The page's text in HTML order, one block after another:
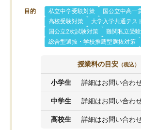
目的 私立中学受験対策
国公立中高一
高校受験対策
大学入学共通テス
国公立2次試験対策
難関私立受
総合型選抜・学校推薦型選抜対策
授業料の目安 （税込）
小学生 詳細はお問い合わ
中学生 詳細はお問い合わ
高校生 詳細はお問い合わ